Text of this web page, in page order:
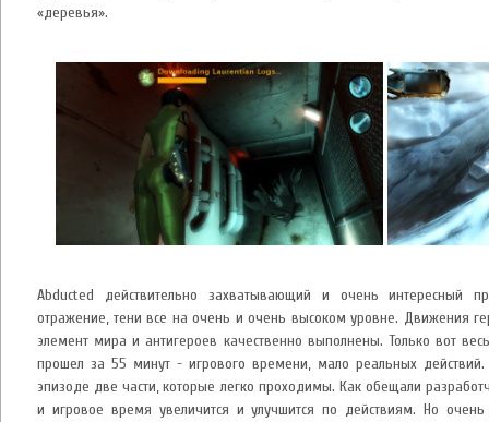
«деревья».
Abducted действительно захватывающий и очень интересный
отражение, тени все на очень и очень высоком уровне. Движения
элемент мира и антигероев качественно выполнены. Только вот
прошел за 55 минут - игрового времени, мало реальных
эпизоде две части, которые легко проходимы. Как обещали
и игровое время увеличится и улучшится по действиям. Но